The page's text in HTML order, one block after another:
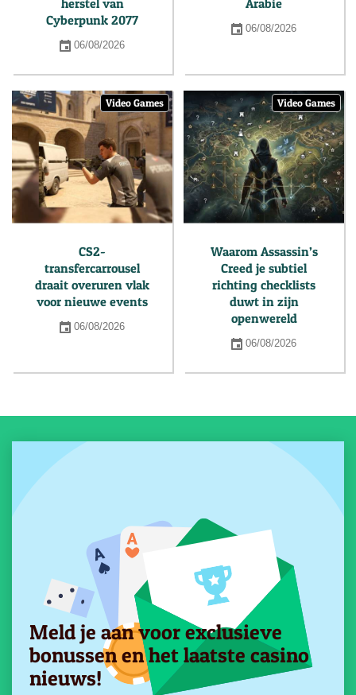
herstel van
Cyberpunk 2077
06/08/2026
Arabië
06/08/2026
Video Games
CS2-
transfercarrousel
draait overuren vlak
voor nieuwe events
06/08/2026
Video Games
Waarom Assassin’s
Creed je subtiel
richting checklists
duwt in zijn
openwereld
06/08/2026
Meld je aan voor exclusieve
bonussen en het laatste casino
nieuws!